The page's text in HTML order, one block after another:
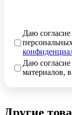
Даю
Даю
материалов,